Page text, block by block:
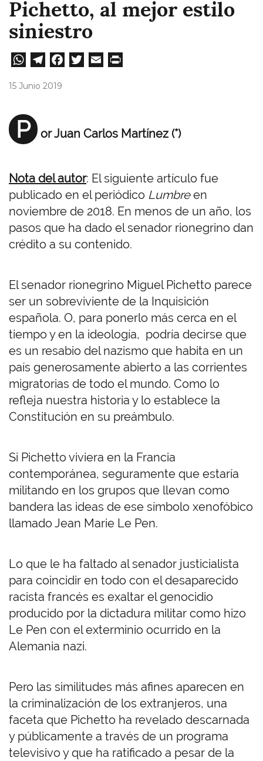
Pichetto, al mejor estilo
siniestro
W
A
pp
Te
m
Fa
15 Junio 2019
P or Juan Carlos Martínez (*)
Nota del autor: El siguiente artículo fue
publicado en el periódico Lumbreen
noviembre de 2018. En menos de un año, los
pasos que ha dado el senador rionegrino dan
crédito a su contenido.
El senador rionegrino Miguel Pichetto parece
ser un sobreviviente de la Inquisición
española. O, para ponerlo más cerca en el
tiempo y en la ideología, podría decirse que
es un resabio del nazismo que habita en un
país generosamente abierto a las corrientes
migratorias de todo el mundo. Como lo
refleja nuestra historia y lo establece la
Constitución en su preámbulo.
Si Pichetto viviera en la Francia
contemporánea, seguramente que estaría
militando en los grupos que llevan como
bandera las ideas de ese símbolo xenofóbico
llamado Jean Marie Le Pen.
Lo que le ha faltado al senador justicialista
para coincidir en todo con el desaparecido
racista francés es exaltar el genocidio
producido por la dictadura militar como hizo
Le Pen con el exterminio ocurrido en la
Alemania nazi.
Pero las similitudes más afines aparecen en
la criminalización de los extranjeros, una
faceta que Pichetto ha revelado descarnada
y públicamente a través de un programa
televisivo y que ha ratificado a pesar de la